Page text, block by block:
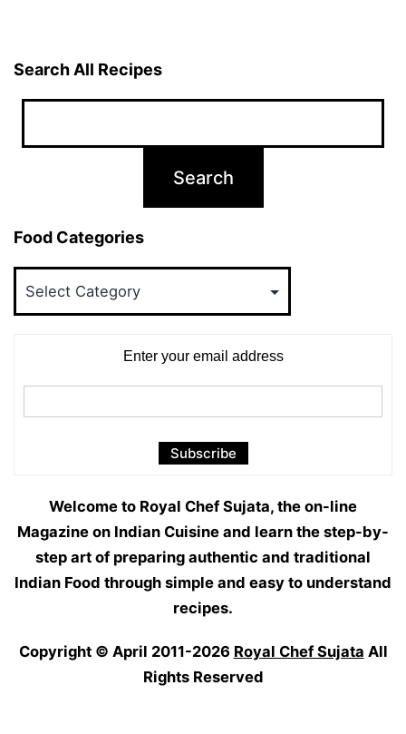
Search All Recipes
Food Categories
Enter your email address
Welcome to Royal Chef Sujata, the on-line
Magazine on Indian Cuisine and learn the step-by-
step art of preparing authentic and traditional
Indian Food through simple and easy to understand
recipes.
Copyright © April 2011-2026 Royal Chef Sujata All
Rights Reserved